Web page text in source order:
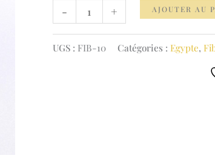
-
quantité
de
+ AJOUTER AU
UGS : FIB-10 Catégories : Egypte,